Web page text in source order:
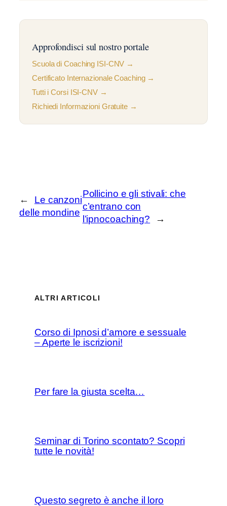
Approfondisci sul nostro portale
Scuola di Coaching ISI-CNV →
Certificato Internazionale Coaching →
Tutti i Corsi ISI-CNV →
Richiedi Informazioni Gratuite →
←
Le canzoni
delle mondine
Pollicino e gli stivali: che
c’entrano con
l’ipnocoaching?
→
ALTRI ARTICOLI
Corso di Ipnosi d’amore e sessuale
– Aperte le iscrizioni!
Per fare la giusta scelta…
Seminar di Torino scontato? Scopri
tutte le novità!
Questo segreto è anche il loro